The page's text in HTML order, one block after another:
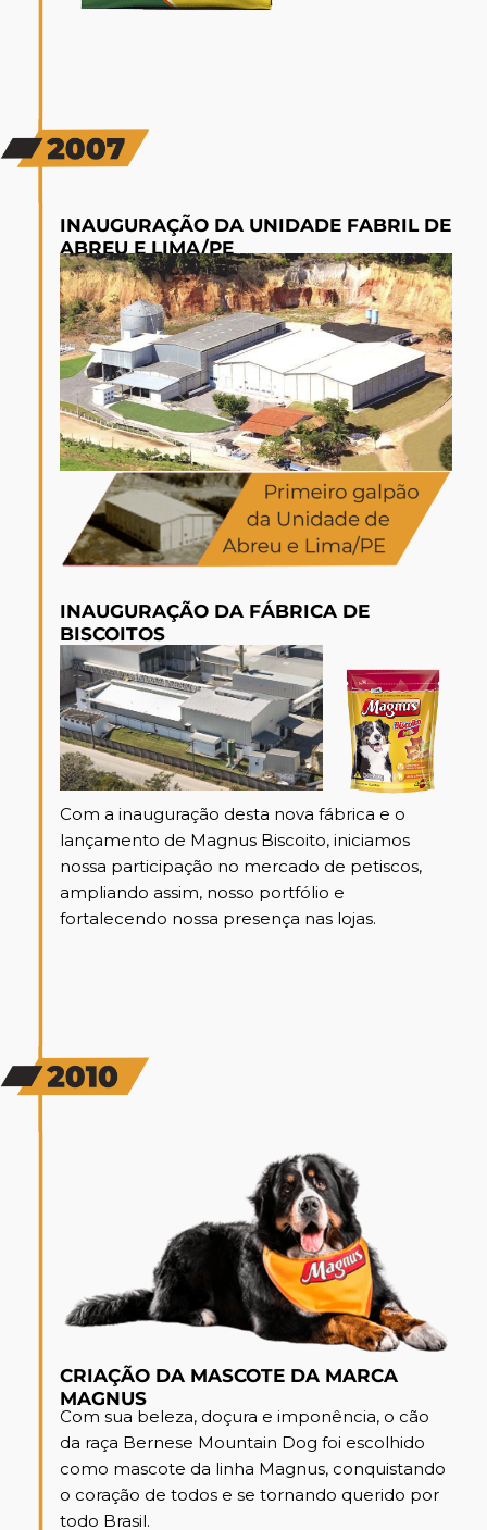
INAUGURAÇÃO DA UNIDADE FABRIL DE
ABREU E LIMA/PE
INAUGURAÇÃO DA FÁBRICA DE
BISCOITOS
Com a inauguração desta nova fábrica e o
lançamento de Magnus Biscoito, iniciamos
nossa participação no mercado de petiscos,
ampliando assim, nosso portfólio e
fortalecendo nossa presença nas lojas.
CRIAÇÃO DA MASCOTE DA MARCA
MAGNUS
Com sua beleza, doçura e imponência, o cão
da raça Bernese Mountain Dog foi escolhido
como mascote da linha Magnus, conquistando
o coração de todos e se tornando querido por
todo Brasil.